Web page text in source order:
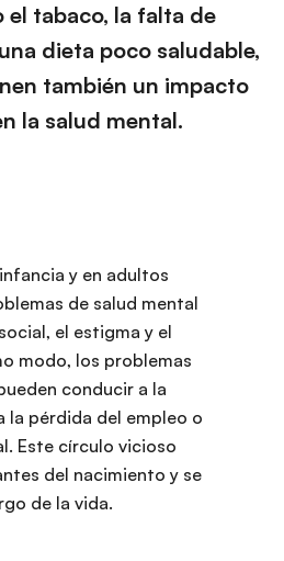
el tabaco, la falta de
dieta poco saludable,
también un impacto
la salud mental.
y en adultos
de salud mental
el estigma y el
modo, los problemas
conducir a la
la pérdida del empleo o
Este círculo vicioso
del nacimiento y se
de la vida.